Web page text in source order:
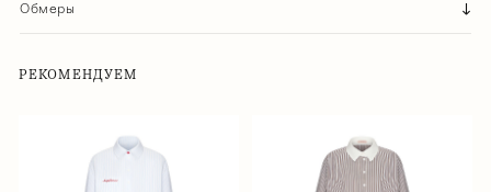
Обмеры
РЕКОМЕНДУЕМ